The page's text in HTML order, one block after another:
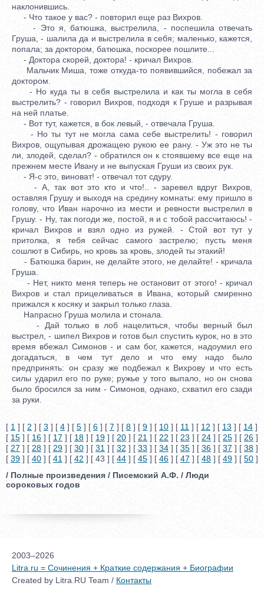
наклонившись.
- Что такое у вас? - повторил еще раз Вихров.
- Это я, батюшка, выстрелила, - поспешила отвечать
Груша, - шалила да и выстрелила в себя; маленько, кажется,
попала; за доктором, батюшка, поскорее пошлите...
- Доктора скорей, доктора! - кричал Вихров.
Мальчик Миша, тоже откуда-то появившийся, побежал за
доктором.
- Но куда ты в себя выстрелила и как ты могла в себя
выстрелить? - говорил Вихров, подходя к Груше и разрывая
на ней платье.
- Вот тут, кажется, в бок левый, - отвечала Груша.
- Но ты тут не могла сама себе выстрелить! - говорил
Вихров, ощупывая дрожащею рукою ее рану. - Уж это не ты
ли, злодей, сделал? - обратился он к стоявшему все еще на
прежнем месте Ивану и не выпуская Груши из своих рук.
- Я-с это, виноват! - отвечал тот сдуру.
- А, так вот это кто и что!.. - заревел вдруг Вихров,
оставляя Грушу и выходя на средину комнаты: ему пришло в
голову, что Иван нарочно из мести и ревности выстрелил в
Грушу. - Ну, так погоди же, постой, я и с тобой рассчитаюсь! -
кричал Вихров и взял одно из ружей. - Стой вот тут у
притолка, я тебя сейчас самого застрелю; пусть меня
сошлют в Сибирь, но кровь за кровь, злодей ты этакий!
- Батюшка барин, не делайте этого, не делайте! - кричала
Груша.
- Нет, никто меня теперь не остановит от этого! - кричал
Вихров и стал прицеливаться в Ивана, который смиренно
прижался к косяку и закрыл только глаза.
Напрасно Груша молила и стонала.
- Дай только в лоб нацелиться, чтобы верный был
выстрел, - шипел Вихров и готов был спустить курок, но в это
время вбежал Симонов - и сам бог, кажется, надоумил его
догадаться, в чем тут дело и что ему надо было
предпринять: он сразу же подбежал к Вихрову и что есть
силы ударил его по руке; ружье у того выпало, но он снова
было бросился за ним - Симонов, однако, схватил его сзади
за руки.
[ 1 ] [ 2 ] [ 3 ] [ 4 ] [ 5 ] [ 6 ] [ 7 ] [ 8 ] [ 9 ] [ 10 ] [ 11 ] [ 12 ] [ 13 ] [ 14 ]
[ 15 ] [ 16 ] [ 17 ] [ 18 ] [ 19 ] [ 20 ] [ 21 ] [ 22 ] [ 23 ] [ 24 ] [ 25 ] [ 26 ]
[ 27 ] [ 28 ] [ 29 ] [ 30 ] [ 31 ] [ 32 ] [ 33 ] [ 34 ] [ 35 ] [ 36 ] [ 37 ] [ 38 ]
[ 39 ] [ 40 ] [ 41 ] [ 42 ] [ 43 ] [ 44 ] [ 45 ] [ 46 ] [ 47 ] [ 48 ] [ 49 ] [ 50 ]
/ Полные произведения / Писемский А.Ф. / Люди
сороковых годов
2003–2026
Litra.ru = Сочинения + Краткие содержания + Биографии
Created by Litra.RU Team / Контакты